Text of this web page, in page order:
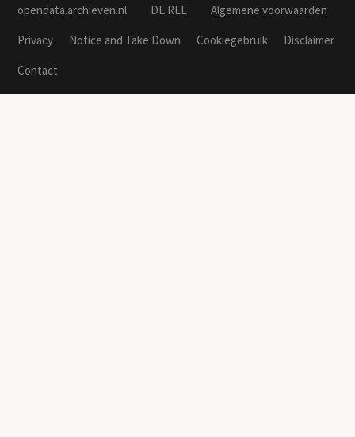
opendata.archieven.nl DE REE
Algemene voorwaarden
Privacy
Notice and Take Down Cookiegebruik
Disclaimer
Contact